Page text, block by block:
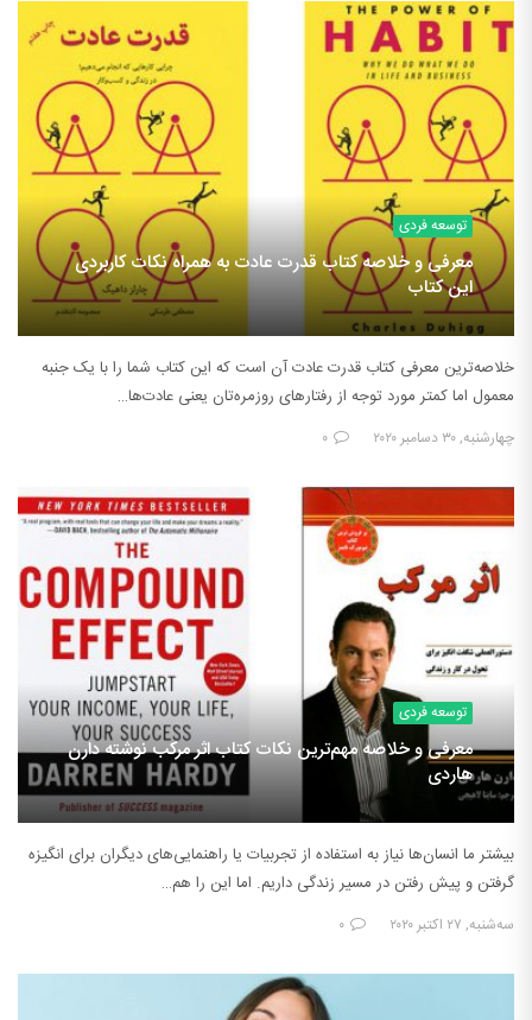
توسعه فردی
معرفی و خلاصه کتاب قدرت عادت به همراه نکات کاربردی
این کتاب
خلاصه‌ترین معرفی کتاب قدرت عادت آن است که این کتاب شما را با یک جنبه
معمول اما کمتر مورد توجه از رفتارهای روزمره‌تان یعنی عادت‌ها…
چهارشنبه, ۳۰ دسامبر ۲۰۲۰ ۰
توسعه فردی
معرفی و خلاصه مهم‌ترین نکات کتاب اثر مرکب نوشته دارن
هاردی
بیشتر ما انسان‌ها نیاز به استفاده از تجربیات یا راهنمایی‌های دیگران برای انگیزه
گرفتن و پیش رفتن در مسیر زندگی داریم. اما این را هم…
سه‌شنبه, ۲۷ اکتبر ۲۰۲۰ ۰